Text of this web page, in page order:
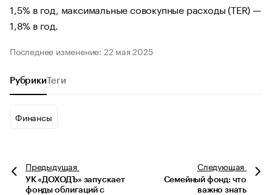
1,5% в год, максимальные совокупные расходы (TER) —
1,8% в год.
Последнее изменение: 22 мая 2025
Рубрики Теги
Финансы
Предыдущая
УК «ДОХОДЪ» запускает
фонды облигаций с
Следующая
Семейный фонд: что
важно знать